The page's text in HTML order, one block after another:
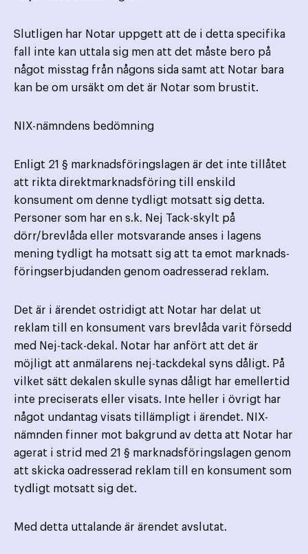
Slutligen har Notar uppgett att de i detta specifika
fall inte kan uttala sig men att det måste bero på
något misstag från någons sida samt att Notar bara
kan be om ursäkt om det är Notar som brustit.
NIX-nämndens bedömning
Enligt 21 § marknadsföringslagen är det inte tillåtet
att rikta direktmarknadsföring till enskild
konsument om denne tydligt motsatt sig detta.
Personer som har en s.k. Nej Tack-skylt på
dörr/brevlåda eller motsvarande anses i lagens
mening tydligt ha motsatt sig att ta emot marknads­
föringserbjudanden genom oadresserad reklam.
Det är i ärendet ostridigt att Notar har delat ut
reklam till en konsument vars brevlåda varit försedd
med Nej-tack-dekal. Notar har anfört att det är
möjligt att anmälarens nej-tackdekal syns dåligt. På
vilket sätt dekalen skulle synas dåligt har emellertid
inte preciserats eller visats. Inte heller i övrigt har
något undantag visats tillämpligt i ärendet. NIX-
nämnden finner mot bakgrund av detta att Notar har
agerat i strid med 21 § marknadsföringslagen genom
att skicka oadresserad reklam till en konsument som
tydligt motsatt sig det.
Med detta uttalande är ärendet avslutat.